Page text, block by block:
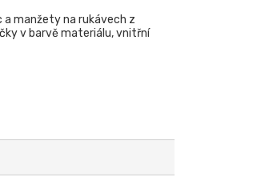
a manžety na rukávech z
v barvě materiálu, vnitřní